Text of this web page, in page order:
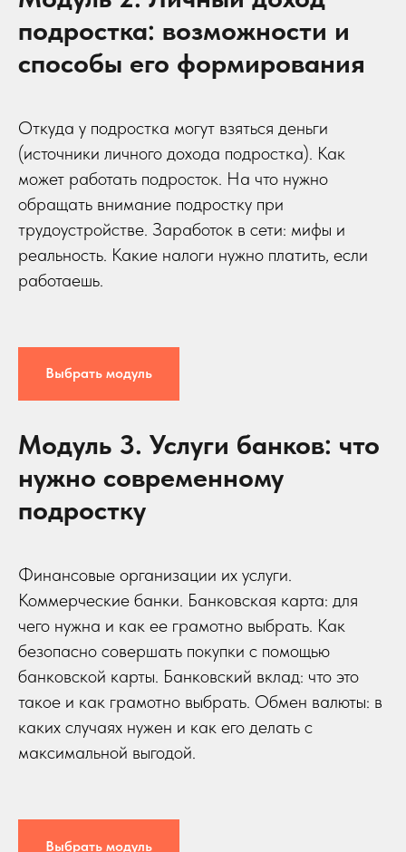
подростка: возможности и
способы его формирования
Откуда у подростка могут взяться деньги
(источники личного дохода подростка). Как
может работать подросток. На что нужно
обращать внимание подростку при
трудоустройстве. Заработок в сети: мифы и
реальность. Какие налоги нужно платить, если
работаешь.
Выбрать модуль
Модуль 3. Услуги банков: что
нужно современному
подростку
Финансовые организации их услуги.
Коммерческие банки. Банковская карта: для
чего нужна и как ее грамотно выбрать. Как
безопасно совершать покупки с помощью
банковской карты. Банковский вклад: что это
такое и как грамотно выбрать. Обмен валюты: в
каких случаях нужен и как его делать с
максимальной выгодой.
Выбрать модуль